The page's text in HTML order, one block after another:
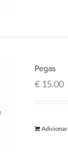
Pegas
€ 15.00
Adicionar